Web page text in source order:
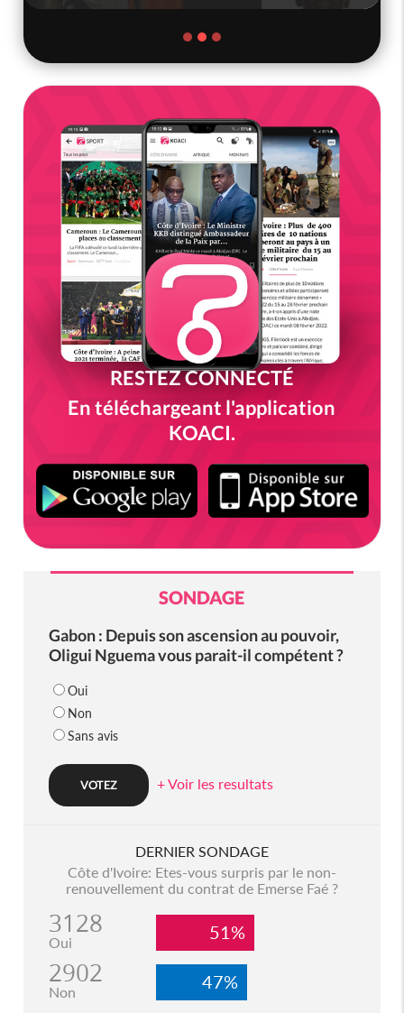
RESTEZ CONNECTÉ
En téléchargeant l'application
KOACI.
SONDAGE
Gabon : Depuis son ascension au pouvoir,
Oligui Nguema vous parait-il compétent ?
Oui
Non
Sans avis
+ Voir les resultats
DERNIER SONDAGE
Côte d'Ivoire: Etes-vous surpris par le non-
renouvellement du contrat de Emerse Faé ?
3128
Oui 51%
2902
Non 47%